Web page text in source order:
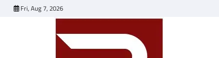
Fri, Aug 7, 2026